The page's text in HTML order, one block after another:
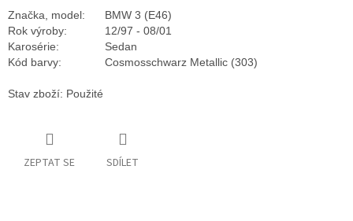
Značka, model:
BMW 3 (E46)
Rok výroby:
12/97 - 08/01
Karosérie:
Sedan
Kód barvy:
Cosmosschwarz Metallic (303)
Stav zboží: Použité
ZEPTAT SE SDÍLET